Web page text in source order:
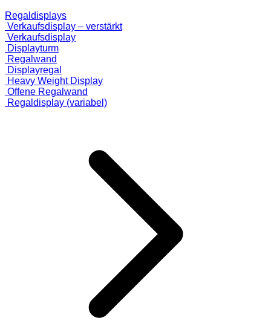
Regaldisplays
Verkaufsdisplay – verstärkt
Verkaufsdisplay
Displayturm
Regalwand
Displayregal
Heavy Weight Display
Offene Regalwand
Regaldisplay (variabel)